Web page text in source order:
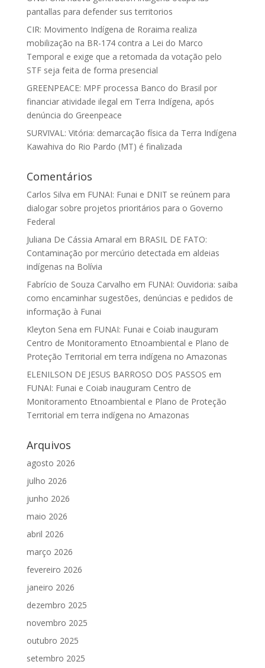
pantallas para defender sus territorios
CIR: Movimento Indígena de Roraima realiza
mobilização na BR-174 contra a Lei do Marco
Temporal e exige que a retomada da votação pelo
STF seja feita de forma presencial
GREENPEACE: MPF processa Banco do Brasil por
financiar atividade ilegal em Terra Indígena, após
denúncia do Greenpeace
SURVIVAL: Vitória: demarcação física da Terra Indígena
Kawahiva do Rio Pardo (MT) é finalizada
Comentários
Carlos Silva em FUNAI: Funai e DNIT se reúnem para
dialogar sobre projetos prioritários para o Governo
Federal
Juliana De Cássia Amaral em BRASIL DE FATO:
Contaminação por mercúrio detectada em aldeias
indígenas na Bolívia
Fabrício de Souza Carvalho em FUNAI: Ouvidoria: saiba
como encaminhar sugestões, denúncias e pedidos de
informação à Funai
Kleyton Sena em FUNAI: Funai e Coiab inauguram
Centro de Monitoramento Etnoambiental e Plano de
Proteção Territorial em terra indígena no Amazonas
ELENILSON DE JESUS BARROSO DOS PASSOS em
FUNAI: Funai e Coiab inauguram Centro de
Monitoramento Etnoambiental e Plano de Proteção
Territorial em terra indígena no Amazonas
Arquivos
agosto 2026
julho 2026
junho 2026
maio 2026
abril 2026
março 2026
fevereiro 2026
janeiro 2026
dezembro 2025
novembro 2025
outubro 2025
setembro 2025